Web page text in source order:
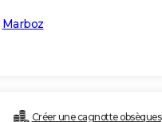
Marboz
Créer une cagnotte obsèques